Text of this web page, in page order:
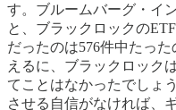
す。ブルームバーグ・イ
と、ブラックロックの
だったのは576件中たっ
えるに、ブラックロック
てことはなかったでしょ
させる自信がなければ、